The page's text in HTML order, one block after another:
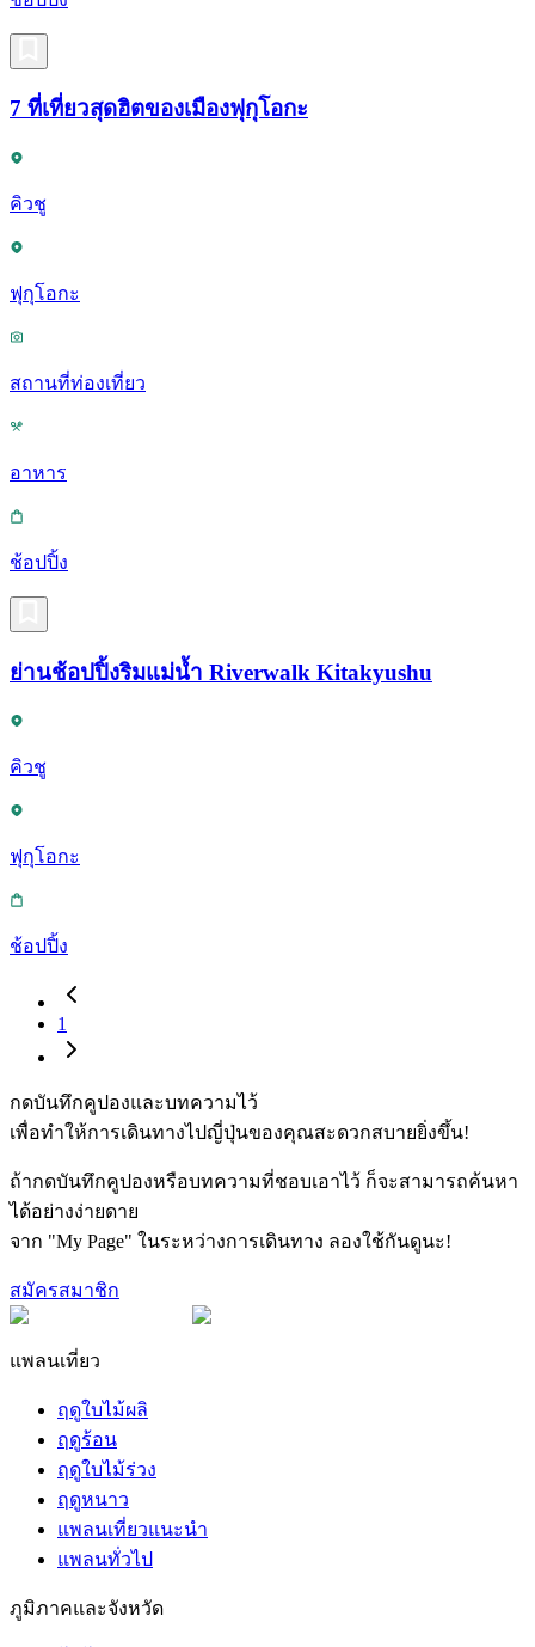
7 ที่เที่ยวสุดฮิตของเมืองฟุกุโอกะ
คิวชู
ฟุกุโอกะ
สถานที่ท่องเที่ยว
อาหาร
ช้อปปิ้ง
ย่านช้อปปิ้งริมแม่น้ำ Riverwalk Kitakyushu
คิวชู
ฟุกุโอกะ
ช้อปปิ้ง
1
กดบันทึกคูปองและบทความไว้
เพื่อทำให้การเดินทางไปญี่ปุ่นของคุณสะดวกสบายยิ่งขึ้น!
ถ้ากดบันทึกคูปองหรือบทความที่ชอบเอาไว้ ก็จะสามารถค้นหา
ได้อย่างง่ายดาย
จาก "My Page" ในระหว่างการเดินทาง ลองใช้กันดูนะ!
สมัครสมาชิก
แพลนเที่ยว
ฤดูใบไม้ผลิ
ฤดูร้อน
ฤดูใบไม้ร่วง
ฤดูหนาว
แพลนเที่ยวแนะนำ
แพลนทั่วไป
ภูมิภาคและจังหวัด